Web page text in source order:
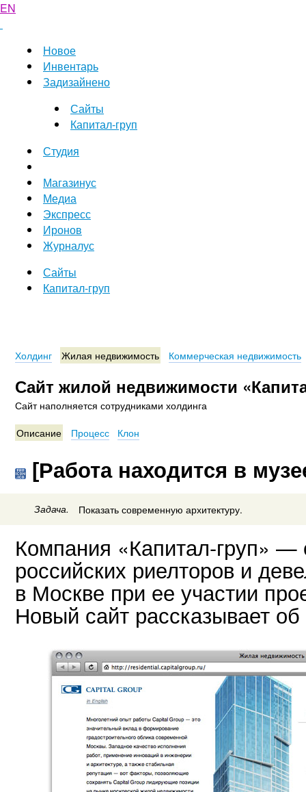
EN
Новое
Инвентарь
Задизайнено
Сайты
Капитал-груп
Студия
Магазинус
Медиа
Экспресс
Иронов
Журналус
Сайты
Капитал-груп
Холдинг Жилая недвижимость Коммерческая недвижимость
Сайт жилой недвижимости
Сайт наполняется сотрудниками холдинга
Описание
Процесс Клон
[Работа находится в
Задача. Показать современную архитектуру.
Компания «Капитал-груп» —
российских риелторов и
в Москве при ее участии
Новый сайт рассказывает